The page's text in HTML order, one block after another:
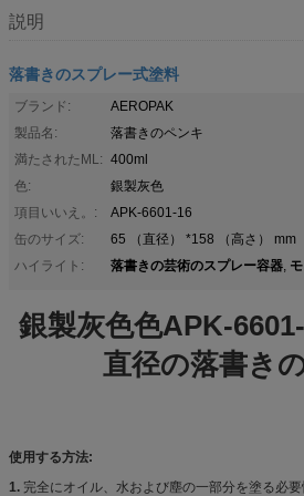
説明
落書きのスプレー式塗料
ブランド:
AEROPAK
製品名:
落書きのペンキ
満たされたML: 400ml
色:
銀製灰色
項目いいえ。:
APK-6601-16
缶のサイズ:
65 （直径） *158 （高さ） mm
ハイライト:
落書きの芸術のスプレー容器,
銀製灰色色APK-
直径の落書き
使用する方法:
1. 完全にオイル、水および塵の一部分を塗る必要